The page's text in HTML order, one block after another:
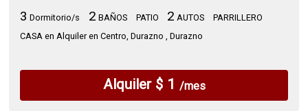
3 Dormitorio/s 2 BAÑOS PATIO 2 AUTOS
PARRILLERO
CASA en Alquiler en Centro, Durazno , Durazno
Alquiler $ 1 /mes